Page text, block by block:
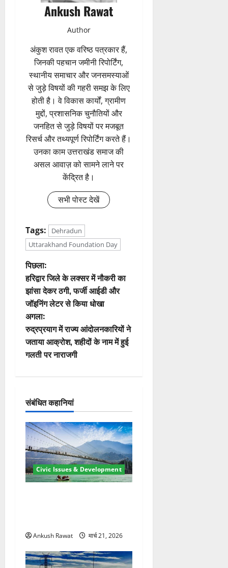
Ankush Rawat
Author
अंकुश रावत एक वरिष्ठ पत्रकार हैं,
जिनकी पहचान जमीनी रिपोर्टिंग,
स्थानीय समाचार और जनसमस्याओं
से जुड़े विषयों की गहरी समझ के लिए
होती है। वे विकास कार्यों, ग्रामीण
मुद्दों, प्रशासनिक चुनौतियों और
जनहित से जुड़े विषयों पर मजबूत
रिसर्च और तथ्यपूर्ण रिपोर्टिंग करते हैं।
उनका काम उत्तराखंड समाज की
असल आवाज़ को सामने लाने पर
केंद्रित है।
सभी पोस्ट देखें
Tags:
Dehradun
Uttarakhand Foundation Day
पो
स्ट
ने
वि
गे
न
पिछला:
हरिद्वार जिले के लक्सर में नौकरी का
झांसा देकर ठगी, फर्जी आईडी और
जॉइनिंग लेटर से किया धोखा
अगला:
रुद्रप्रयाग में राज्य आंदोलनकारियों ने
जताया आक्रोश, शहीदों के नाम में हुई
गलती पर नाराजगी
संबंधित कहानियां
Civic Issues & Development
Ankush Rawat मार्च 21, 2026